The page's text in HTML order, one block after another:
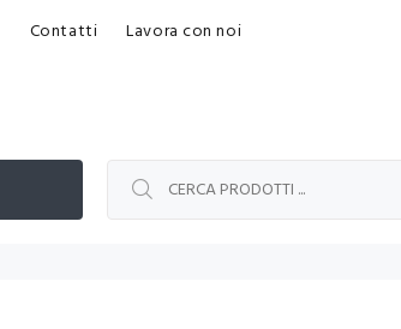
Contatti Lavora con noi